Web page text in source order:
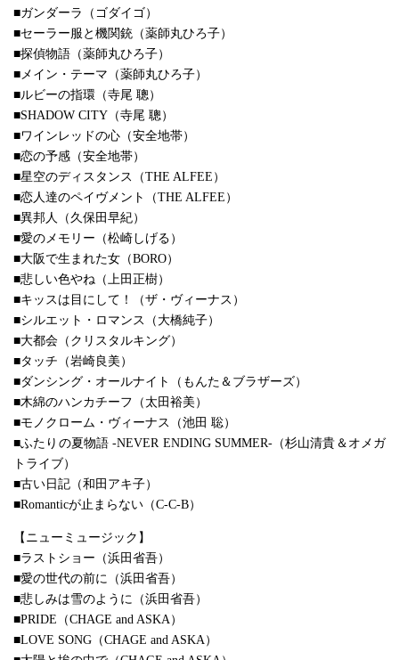
■ガンダーラ（ゴダイゴ）
■セーラー服と機関銃（薬師丸ひろ子）
■探偵物語（薬師丸ひろ子）
■メイン・テーマ（薬師丸ひろ子）
■ルビーの指環（寺尾 聰）
■SHADOW CITY（寺尾 聰）
■ワインレッドの心（安全地帯）
■恋の予感（安全地帯）
■星空のディスタンス（THE ALFEE）
■恋人達のペイヴメント（THE ALFEE）
■異邦人（久保田早紀）
■愛のメモリー（松崎しげる）
■大阪で生まれた女（BORO）
■悲しい色やね（上田正樹）
■キッスは目にして！（ザ・ヴィーナス）
■シルエット・ロマンス（大橋純子）
■大都会（クリスタルキング）
■タッチ（岩崎良美）
■ダンシング・オールナイト（もんた＆ブラザーズ）
■木綿のハンカチーフ（太田裕美）
■モノクローム・ヴィーナス（池田 聡）
■ふたりの夏物語 -NEVER ENDING SUMMER-（杉山清貴＆オメガ
トライブ）
■古い日記（和田アキ子）
■Romanticが止まらない（C-C-B）
【ニューミュージック】
■ラストショー（浜田省吾）
■愛の世代の前に（浜田省吾）
■悲しみは雪のように（浜田省吾）
■PRIDE（CHAGE and ASKA）
■LOVE SONG（CHAGE and ASKA）